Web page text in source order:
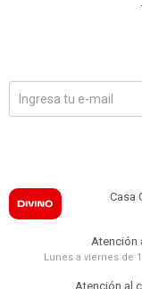
Casa
Atención
Lunes a viernes de
Atención al